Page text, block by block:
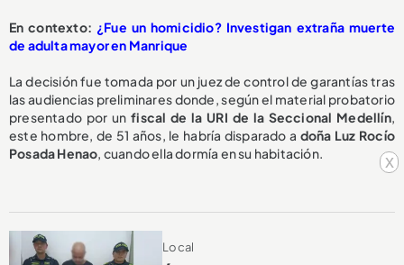
x
En contexto: ¿Fue un homicidio? Investigan extraña muerte
de adulta mayor en Manrique
La decisión fue tomada por un juez de control de garantías tras
las audiencias preliminares donde, según el material probatorio
presentado por unfiscal de la URI de la Seccional Medellín,
este hombre, de 51 años, le habría disparado a doña Luz Rocío
Posada Henao, cuando ella dormía en su habitación.
Local